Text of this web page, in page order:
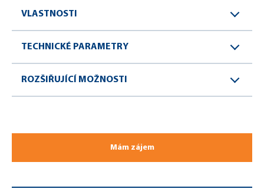
VLASTNOSTI
TECHNICKÉ PARAMETRY
ROZŠIŘUJÍCÍ MOŽNOSTI
Mám zájem